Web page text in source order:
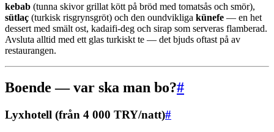
kebab (tunna skivor grillat kött på bröd med tomatsås och smör),
sütlaç (turkisk risgrynsgröt) och den oundvikliga künefe — en het
dessert med smält ost, kadaifi-deg och sirap som serveras flamberad.
Avsluta alltid med ett glas turkiskt te — det bjuds oftast på av
restaurangen.
Boende — var ska man bo?#
Lyxhotell (från 4 000 TRY/natt)#